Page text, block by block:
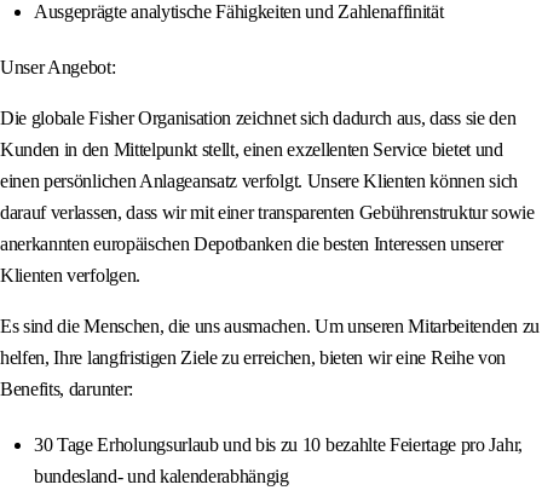
Ausgeprägte analytische Fähigkeiten und Zahlenaffinität
Unser Angebot:
Die globale Fisher Organisation zeichnet sich dadurch aus, dass sie den
Kunden in den Mittelpunkt stellt, einen exzellenten Service bietet und
einen persönlichen Anlageansatz verfolgt. Unsere Klienten können sich
darauf verlassen, dass wir mit einer transparenten Gebührenstruktur sowie
anerkannten europäischen Depotbanken die besten Interessen unserer
Klienten verfolgen.
Es sind die Menschen, die uns ausmachen. Um unseren Mitarbeitenden zu
helfen, Ihre langfristigen Ziele zu erreichen, bieten wir eine Reihe von
Benefits, darunter:
30 Tage Erholungsurlaub und bis zu 10 bezahlte Feiertage pro Jahr,
bundesland- und kalenderabhängig